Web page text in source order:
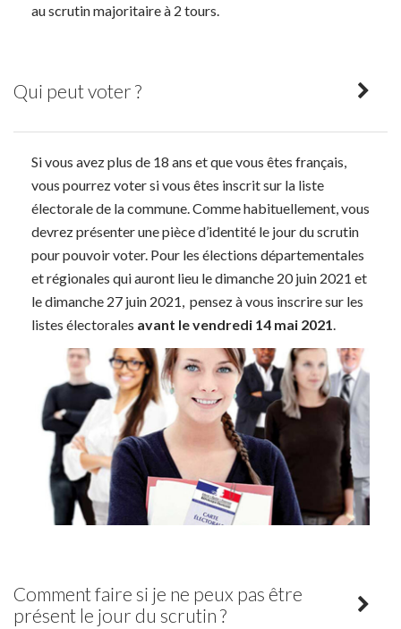
au scrutin majoritaire à 2 tours.
Qui peut voter ?
Si vous avez plus de 18 ans et que vous êtes français,
vous pourrez voter si vous êtes inscrit sur la liste
électorale de la commune. Comme habituellement, vous
devrez présenter une pièce d’identité le jour du scrutin
pour pouvoir voter. Pour les élections départementales
et régionales qui auront lieu le dimanche 20 juin 2021 et
le dimanche 27 juin 2021, pensez à vous inscrire sur les
listes électorales avant le vendredi 14 mai 2021.
Comment faire si je ne peux pas être
présent le jour du scrutin ?